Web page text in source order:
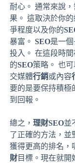
耐心。 通常來說
果。 這取決於你
爭程度以及你的
暴富。 SEO是一
投入。 在這段時
的SEO策略。 也
交媒體行銷或內容
要的是要保持積極
到回報。
總之， 理財SEO並
了正確的方法，並
獲得更高的排名，
財目標。現在就開